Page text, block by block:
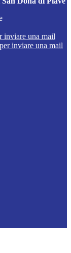
inviare una mail
inviare una mail